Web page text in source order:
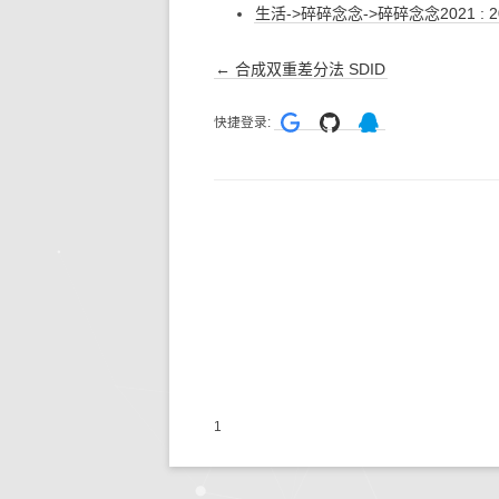
生活->碎碎念念->碎碎念念2021 :
文
导
← 合成双重差分法 SDID
快捷登录:
1